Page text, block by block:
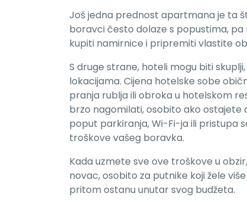
Još jedna prednost apartmana je ta
boravci često dolaze s popustima, pa
kupiti namirnice i pripremiti vlastite
S druge strane, hoteli mogu biti
lokacijama. Cijena hotelske sobe
pranja rublja ili obroka u hotelskom
brzo nagomilati, osobito ako ostajete
poput parkiranja, Wi-Fi-ja ili pristupa
troškove vašeg boravka.
Kada uzmete sve ove troškove u
novac, osobito za putnike koji žele
pritom ostanu unutar svog budžeta.